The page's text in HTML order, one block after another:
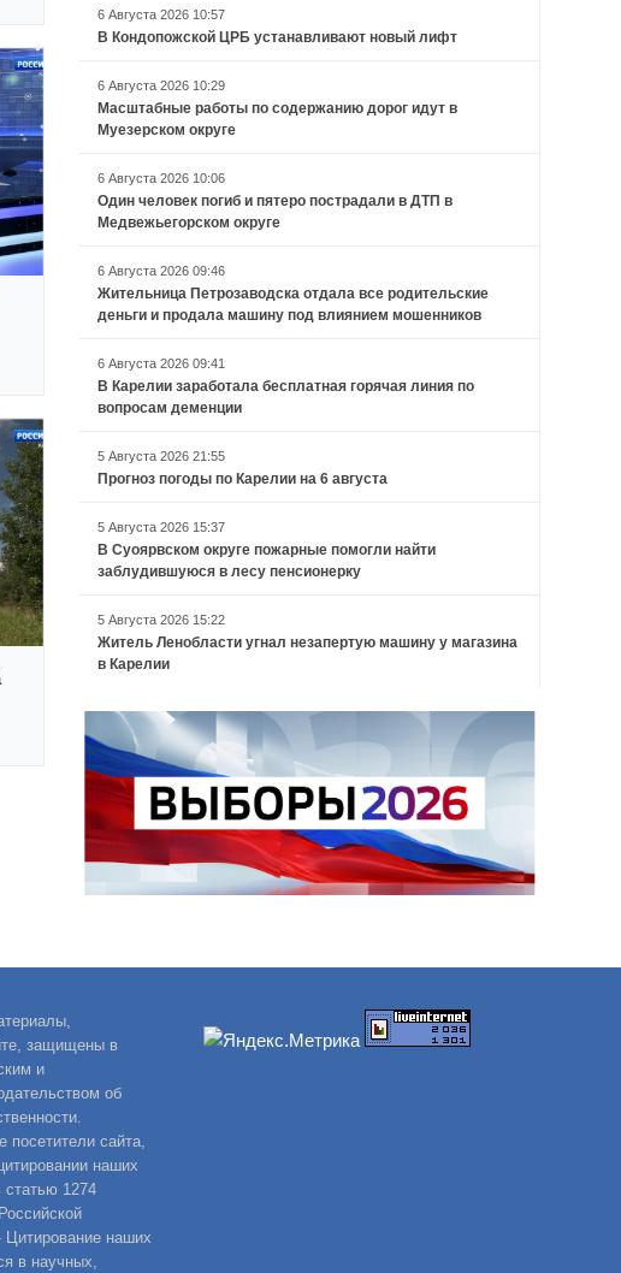
6 Августа 2026 10:57
В Кондопожской ЦРБ устанавливают новый лифт
6 Августа 2026 10:29
Масштабные работы по содержанию дорог идут в
Муезерском округе
6 Августа 2026 10:06
Один человек погиб и пятеро пострадали в ДТП в
Медвежьегорском округе
6 Августа 2026 09:46
Жительница Петрозаводска отдала все родительские
деньги и продала машину под влиянием мошенников
6 Августа 2026 09:41
В Карелии заработала бесплатная горячая линия по
вопросам деменции
5 Августа 2026 21:55
Прогноз погоды по Карелии на 6 августа
5 Августа 2026 15:37
В Суоярвском округе пожарные помогли найти
заблудившуюся в лесу пенсионерку
5 Августа 2026 15:22
Житель Ленобласти угнал незапертую машину у магазина
в Карелии
защищены в
и
об
сайта,
наших
статью 1274
наших
в научных,